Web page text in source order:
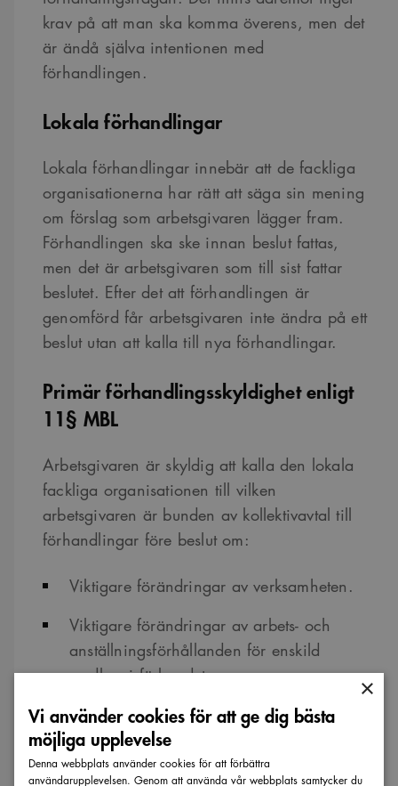
krav på att man ska komma överens, men det
är ändå själva intentionen med
förhandlingen.
Lokala förhandlingar
Lokala förhandlingar innebär att de fackliga
organisationerna har rätt att säga sin mening
om förslag som arbetsgivaren lägger fram.
Förhandlingen ska ske innan beslut fattas,
men det är arbetsgivaren som till sist fattar
beslutet. Efter det att förhandlingen är
genomförd får arbetsgivaren inte ändra på ett
beslut utan att kalla till nya förhandlingar.
Primär förhandlingsskyldighet enligt
11§ MBL
Arbetsgivaren är skyldig att kalla den lokala
fackliga organisationen till vilken
arbetsgivaren är bunden av kollektivavtal till
förhandlingar före beslut om:
Viktigare förändringar av verksamheten.
Viktigare förändringar av arbets- och
anställningsförhållanden för enskild
medlem i förbundet.
Exempel på situationen när
förhandlingsskyldighet föreligger är:
×
Vi använder cookies för att ge dig bästa
möjliga upplevelse
Denna webbplats använder cookies för att förbättra
användarupplevelsen. Genom att använda vår webbplats samtycker du